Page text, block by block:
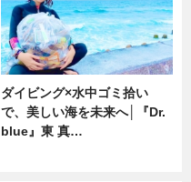
ダイビング×水中ゴミ拾い
で、美しい海を未来へ│『Dr.
blue』東 真…